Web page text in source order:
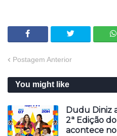
Postagem Anterior
You might like
Dudu Diniz
2ª Edição
acontece